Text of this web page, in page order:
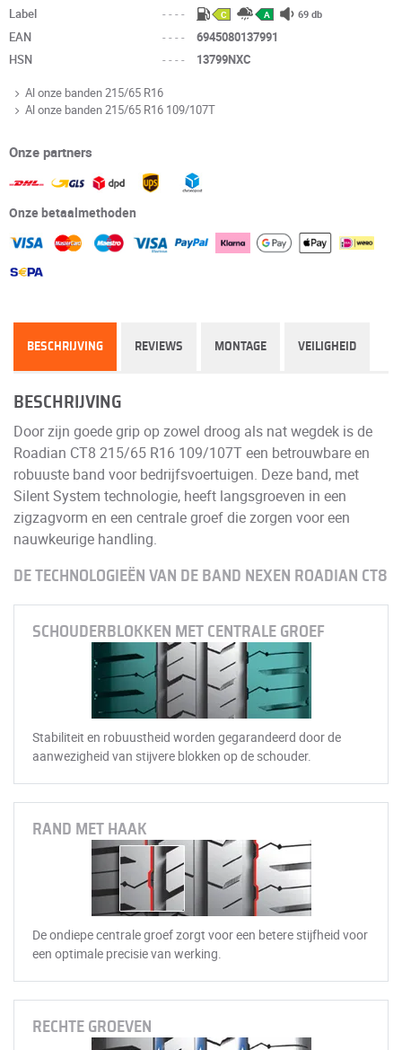
Label ---- C A 69 db
EAN ----
6945080137991
HSN
---- 13799NXC
Al onze banden 215/65 R16
Al onze banden 215/65 R16 109/107T
Onze partners
Onze betaalmethoden
BESCHRIJVING REVIEWS MONTAGE VEILIGHEID
BESCHRIJVING
Door zijn goede grip op zowel droog als nat wegdek is de
Roadian CT8 215/65 R16 109/107T een betrouwbare en
robuuste band voor bedrijfsvoertuigen. Deze band, met
Silent System technologie, heeft langsgroeven in een
zigzagvorm en een centrale groef die zorgen voor een
nauwkeurige handling.
DE TECHNOLOGIEËN VAN DE BAND NEXEN ROADIAN CT8
SCHOUDERBLOKKEN MET CENTRALE GROEF
Stabiliteit en robuustheid worden gegarandeerd door de
aanwezigheid van stijvere blokken op de schouder.
RAND MET HAAK
De ondiepe centrale groef zorgt voor een betere stijfheid voor
een optimale precisie van werking.
RECHTE GROEVEN